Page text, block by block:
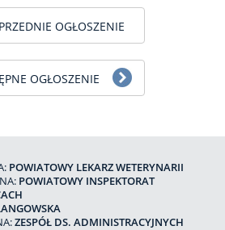
OGŁOSZENIE
OGŁOSZENIE
POWIATOWY LEKARZ WETERYNARII
POWIATOWY INSPEKTORAT
ZESPÓŁ DS. ADMINISTRACYJNYCH